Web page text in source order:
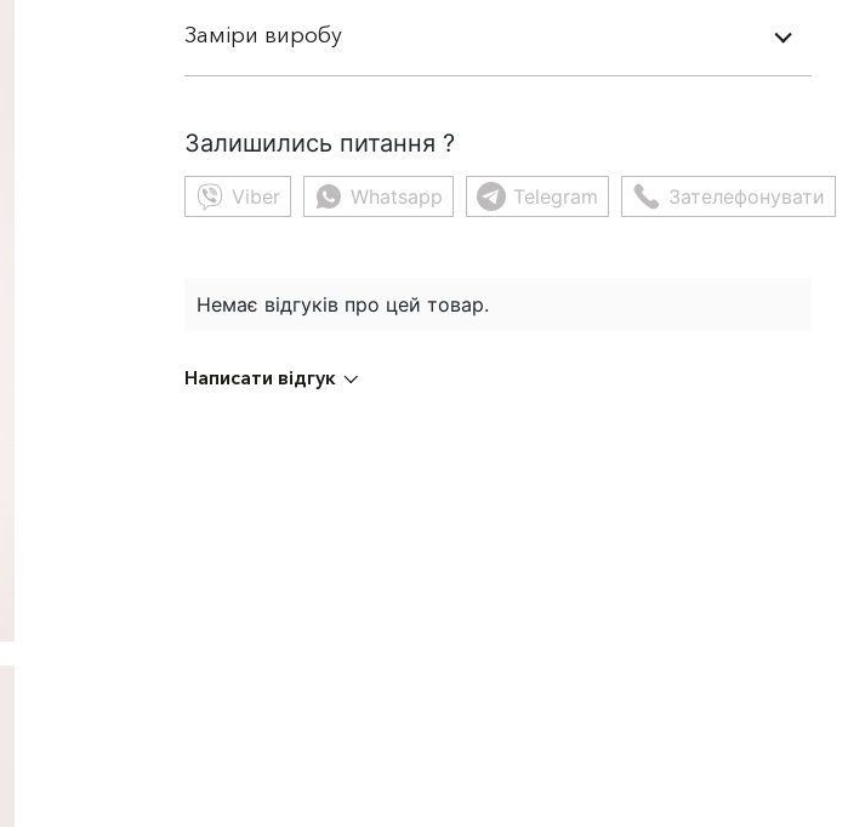
Заміри виробу
Залишились питання ?
Viber Whatsapp Telegram Зателефонувати
Немає відгуків про цей товар.
Написати відгук